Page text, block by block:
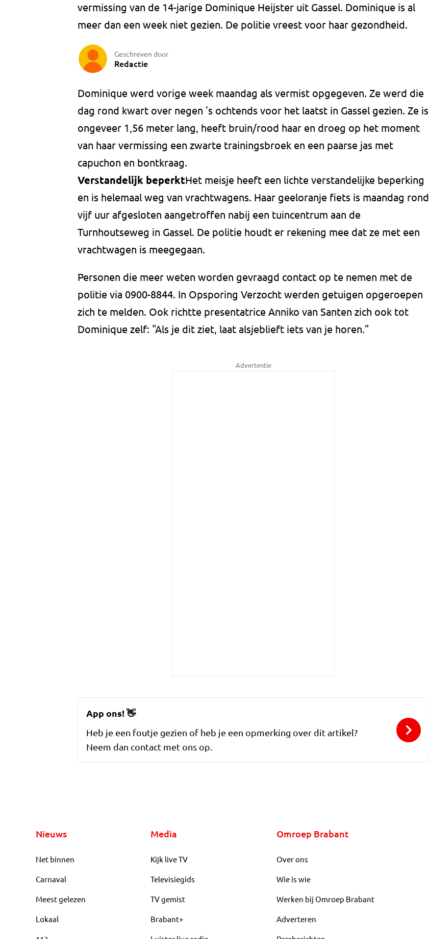
vermissing van de 14-jarige Dominique Heijster uit Gassel. Dominique is al
meer dan een week niet gezien. De politie vreest voor haar gezondheid.
Geschreven door
Redactie
Dominique werd vorige week maandag als vermist opgegeven. Ze werd die
dag rond kwart over negen 's ochtends voor het laatst in Gassel gezien. Ze is
ongeveer 1,56 meter lang, heeft bruin/rood haar en droeg op het moment
van haar vermissing een zwarte trainingsbroek en een paarse jas met
capuchon en bontkraag.
Verstandelijk beperktHet meisje heeft een lichte verstandelijke beperking
en is helemaal weg van vrachtwagens. Haar geeloranje fiets is maandag rond
vijf uur afgesloten aangetroffen nabij een tuincentrum aan de
Turnhoutseweg in Gassel. De politie houdt er rekening mee dat ze met een
vrachtwagen is meegegaan.
Personen die meer weten worden gevraagd contact op te nemen met de
politie via 0900-8844. In Opsporing Verzocht werden getuigen opgeroepen
zich te melden. Ook richtte presentatrice Anniko van Santen zich ook tot
Dominique zelf: "Als je dit ziet, laat alsjeblieft iets van je horen."
Advertentie
App ons!👋
Heb je een foutje gezien of heb je een opmerking over dit artikel?
Neem dan contact met ons op.
Nieuws
Net binnen
Carnaval
Meest gelezen
Lokaal
Media
Kijk live TV
Televisiegids
TV gemist
Brabant+
Omroep Brabant
Over ons
Wie is wie
Werken bij Omroep Brabant
Adverteren